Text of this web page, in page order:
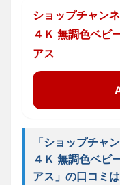
ショップチャン
４Ｋ 無調色ベビ
アス
「ショップチャ
４Ｋ 無調色ベビ
アス」の口コミ